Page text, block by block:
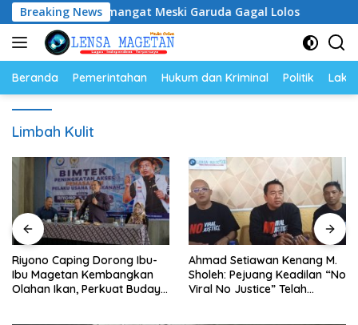
Langsung
ke
konten
Breaking News
Semangat Meski Garuda Gagal Lolos
Beranda Pemerintahan Hukum dan Kriminal Politik
Limbah Kulit
Riyono Caping Dorong Ibu-
Ibu Magetan Kembangkan
Olahan Ikan, Perkuat Budaya
Ahmad Setiawan Kenang M.
Sholeh: Pejuang Keadilan “No
Viral No Justice” Telah